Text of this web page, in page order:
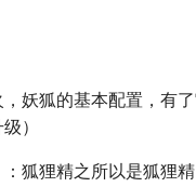
妖狐的基本配置，有
）
狐狸精之所以是狐狸